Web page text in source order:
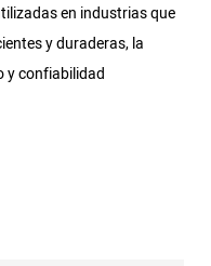
en industrias que
y duraderas, la
y confiabilidad